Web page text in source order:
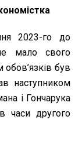
2023-го до
мало свого
був
наступником
і Гончарука
часи другого